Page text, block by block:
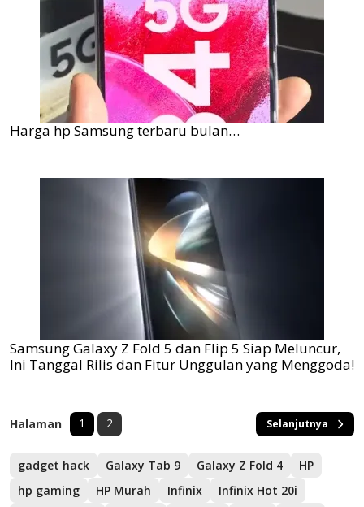
Harga hp Samsung terbaru bulan…
Samsung Galaxy Z Fold 5 dan Flip 5 Siap Meluncur,
Ini Tanggal Rilis dan Fitur Unggulan yang Menggoda!
Halaman 1 2 Selanjutnya
gadget hack Galaxy Tab 9 Galaxy Z Fold 4
HP
hp gaming
HP Murah Infinix
Infinix Hot 20i